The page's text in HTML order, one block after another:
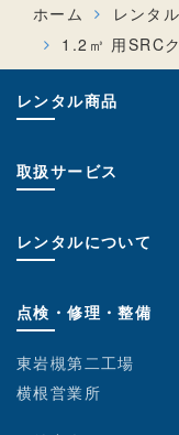
ホーム
レンタ
1.2㎥ 用SRC
レンタル商品
取扱サービス
レンタルについて
点検・修理・整備
東岩槻第二工場
横根営業所